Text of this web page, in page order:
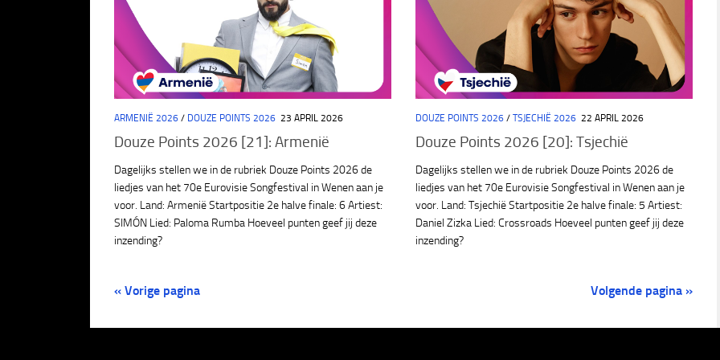
ARMENIË 2026 / DOUZE POINTS 2026 23 APRIL 2026
Douze Points 2026 [21]: Armenië
Dagelijks stellen we in de rubriek Douze Points 2026 de
liedjes van het 70e Eurovisie Songfestival in Wenen aan je
voor. Land: Armenië Startpositie 2e halve finale: 6 Artiest:
SIMÓN Lied: Paloma Rumba Hoeveel punten geef jij deze
inzending?
DOUZE POINTS 2026 / TSJECHIË 2026 22 APRIL 2026
Douze Points 2026 [20]: Tsjechië
Dagelijks stellen we in de rubriek Douze Points 2026 de
liedjes van het 70e Eurovisie Songfestival in Wenen aan je
voor. Land: Tsjechië Startpositie 2e halve finale: 5 Artiest:
Daniel Zizka Lied: Crossroads Hoeveel punten geef jij deze
inzending?
« Vorige pagina Volgende pagina »